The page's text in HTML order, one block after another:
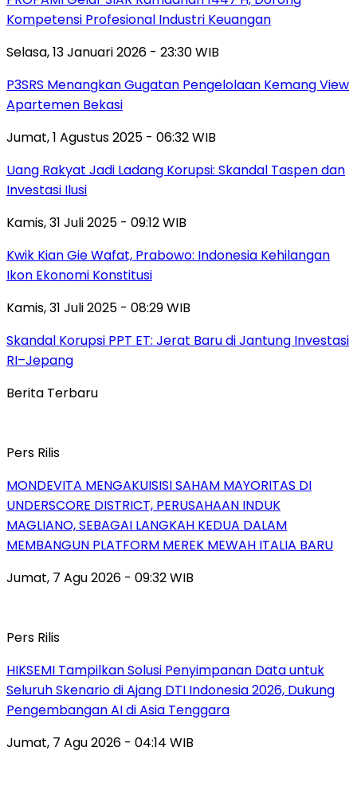
Kompetensi Profesional Industri Keuangan
Selasa, 13 Januari 2026 - 23:30 WIB
P3SRS Menangkan Gugatan Pengelolaan Kemang View
Apartemen Bekasi
Jumat, 1 Agustus 2025 - 06:32 WIB
Uang Rakyat Jadi Ladang Korupsi: Skandal Taspen dan
Investasi Ilusi
Kamis, 31 Juli 2025 - 09:12 WIB
Kwik Kian Gie Wafat, Prabowo: Indonesia Kehilangan
Ikon Ekonomi Konstitusi
Kamis, 31 Juli 2025 - 08:29 WIB
Skandal Korupsi PPT ET: Jerat Baru di Jantung Investasi
RI–Jepang
Berita Terbaru
Pers Rilis
MONDEVITA MENGAKUISISI SAHAM MAYORITAS DI
UNDERSCORE DISTRICT, PERUSAHAAN INDUK
MAGLIANO, SEBAGAI LANGKAH KEDUA DALAM
MEMBANGUN PLATFORM MEREK MEWAH ITALIA BARU
Jumat, 7 Agu 2026 - 09:32 WIB
Pers Rilis
HIKSEMI Tampilkan Solusi Penyimpanan Data untuk
Seluruh Skenario di Ajang DTI Indonesia 2026, Dukung
Pengembangan AI di Asia Tenggara
Jumat, 7 Agu 2026 - 04:14 WIB